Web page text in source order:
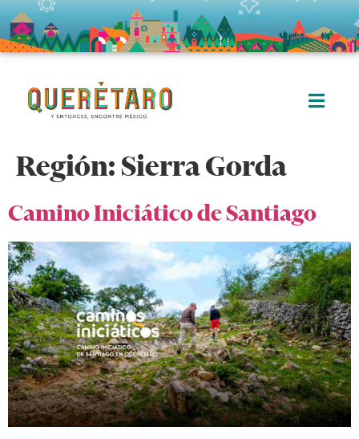
Región:Sierra Gorda
Camino Iniciático de Santiago